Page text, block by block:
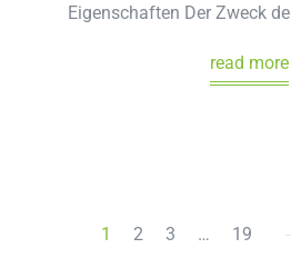
Eigenschaften Der Zweck
read more
1 2 3 … 19